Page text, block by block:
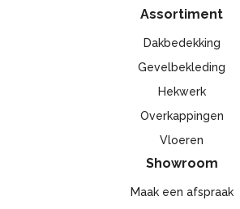
Assortiment
Dakbedekking
Gevelbekleding
Hekwerk
Overkappingen
Vloeren
Showroom
Maak een afspraak